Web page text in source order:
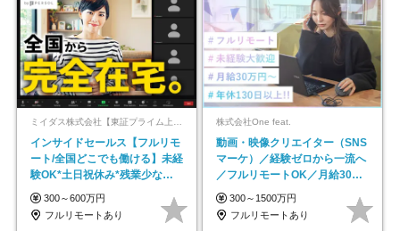
ミイダス株式会社【東証プライム上場パーソルグループ】
インサイドセールス【フルリモ
ート/全国どこでも働ける】未経
験OK*土日祝休み*残業少なめ*
在宅勤務手当あり
300～600万円
フルリモートあり
株式会社One feat.
動画・映像クリエイター（SNS
マーケ）／経験ゼロから一流へ
／フルリモートOK／月給30万
円～／年休130日以上
300～1500万円
フルリモートあり